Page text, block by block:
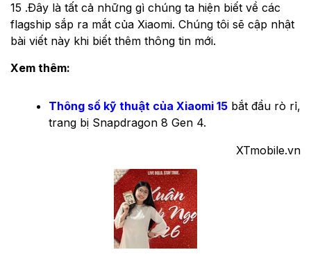
15 .Đây là tất cả những gì chúng ta hiện biết về các
flagship sắp ra mắt của Xiaomi. Chúng tôi sẽ cập nhật
bài viết này khi biết thêm thông tin mới.
Xem thêm:
Thông số kỹ thuật của Xiaomi 15 bắt đầu rò rỉ,
trang bị Snapdragon 8 Gen 4.
XTmobile.vn